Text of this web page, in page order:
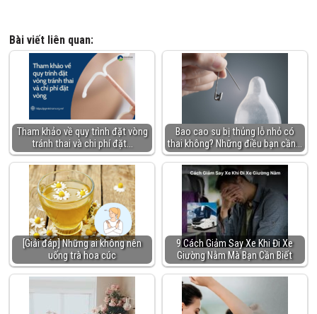
Bài viết liên quan:
Tham khảo về quy trình đặt vòng
tránh thai và chi phí đặt…
Bao cao su bị thủng lỗ nhỏ có
thai không? Những điều bạn cần…
[Giải đáp] Những ai không nên
uống trà hoa cúc
9 Cách Giảm Say Xe Khi Đi Xe
Giường Nằm Mà Bạn Cần Biết